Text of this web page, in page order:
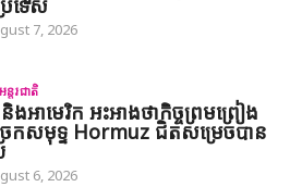
រទេស
7, 2026
តរជាតិ
ងអាមេរិក អះអាងថាកិច្ចព្រមព្រៀង
រកសមុទ្ទ Hormuz ជិតសម្រេចបាន
6, 2026